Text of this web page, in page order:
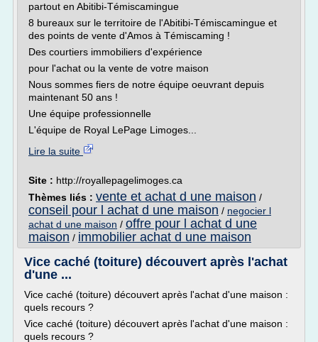
partout en Abitibi-Témiscamingue
8 bureaux sur le territoire de l'Abitibi-Témiscamingue et
des points de vente d'Amos à Témiscaming !
Des courtiers immobiliers d'expérience
pour l'achat ou la vente de votre maison
Nous sommes fiers de notre équipe oeuvrant depuis
maintenant 50 ans !
Une équipe professionnelle
L'équipe de Royal LePage Limoges...
Lire la suite
Site : http://royallepagelimoges.ca
Thèmes liés : vente et achat d une maison /
conseil pour l achat d une maison / negocier l
achat d une maison / offre pour l achat d une
maison / immobilier achat d une maison
Vice caché (toiture) découvert après l'achat
d'une ...
Vice caché (toiture) découvert après l'achat d'une maison :
quels recours ?
Vice caché (toiture) découvert après l'achat d'une maison :
quels recours ?